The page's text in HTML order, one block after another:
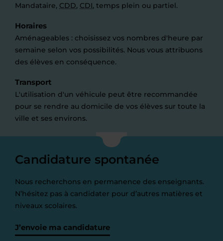
Mandataire, CDD, CDI, temps plein ou partiel.
Horaires
Aménageables : choisissez vos nombres d'heure par
semaine selon vos possibilités. Nous vous attribuons
des élèves en conséquence.
Transport
L'utilisation d'un véhicule peut être recommandée
pour se rendre au domicile de vos élèves sur toute la
ville et ses environs.
Candidature spontanée
Nous recherchons en permanence des enseignants.
N’hésitez pas à candidater pour d’autres matières et
niveaux scolaires.
J’envoie ma candidature